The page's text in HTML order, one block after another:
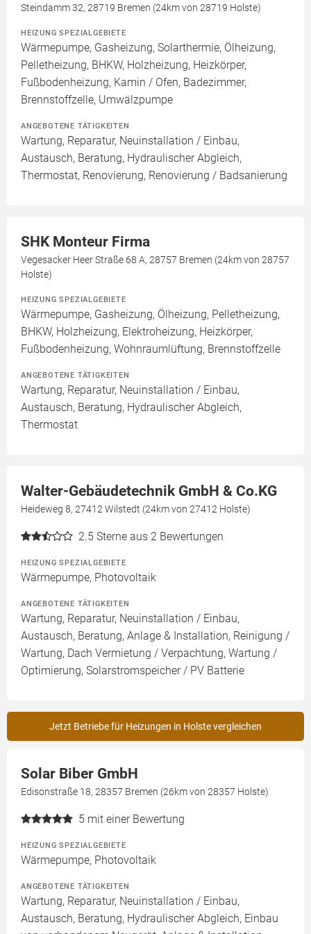
Steindamm 32, 28719 Bremen (24km von 28719 Holste)
HEIZUNG SPEZIALGEBIETE
Wärmepumpe, Gasheizung, Solarthermie, Ölheizung,
Pelletheizung, BHKW, Holzheizung, Heizkörper,
Fußbodenheizung, Kamin / Ofen, Badezimmer,
Brennstoffzelle, Umwälzpumpe
ANGEBOTENE TÄTIGKEITEN
Wartung, Reparatur, Neuinstallation / Einbau,
Austausch, Beratung, Hydraulischer Abgleich,
Thermostat, Renovierung, Renovierung / Badsanierung
SHK Monteur Firma
Vegesacker Heer Straße 68 A, 28757 Bremen (24km von 28757
Holste)
HEIZUNG SPEZIALGEBIETE
Wärmepumpe, Gasheizung, Ölheizung, Pelletheizung,
BHKW, Holzheizung, Elektroheizung, Heizkörper,
Fußbodenheizung, Wohnraumlüftung, Brennstoffzelle
ANGEBOTENE TÄTIGKEITEN
Wartung, Reparatur, Neuinstallation / Einbau,
Austausch, Beratung, Hydraulischer Abgleich,
Thermostat
Walter-Gebäudetechnik GmbH & Co.KG
Heideweg 8, 27412 Wilstedt (24km von 27412 Holste)
2.5 Sterne aus 2 Bewertungen
HEIZUNG SPEZIALGEBIETE
Wärmepumpe, Photovoltaik
ANGEBOTENE TÄTIGKEITEN
Wartung, Reparatur, Neuinstallation / Einbau,
Austausch, Beratung, Anlage & Installation, Reinigung /
Wartung, Dach Vermietung / Verpachtung, Wartung /
Optimierung, Solarstromspeicher / PV Batterie
Jetzt Betriebe für Heizungen in Holste vergleichen
Solar Biber GmbH
Edisonstraße 18, 28357 Bremen (26km von 28357 Holste)
5 mit einer Bewertung
HEIZUNG SPEZIALGEBIETE
Wärmepumpe, Photovoltaik
ANGEBOTENE TÄTIGKEITEN
Wartung, Reparatur, Neuinstallation / Einbau,
Austausch, Beratung, Hydraulischer Abgleich, Einbau